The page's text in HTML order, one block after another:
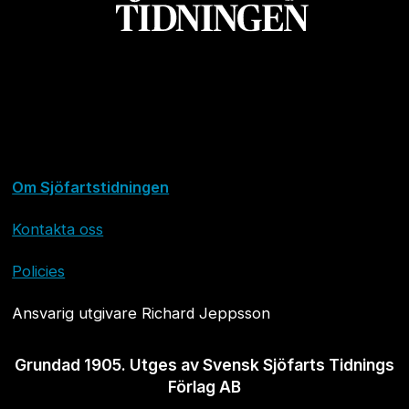
Om Sjöfartstidningen
Kontakta oss
Policies
Ansvarig utgivare Richard Jeppsson
Grundad 1905. Utges av Svensk Sjöfarts Tidnings
Förlag AB